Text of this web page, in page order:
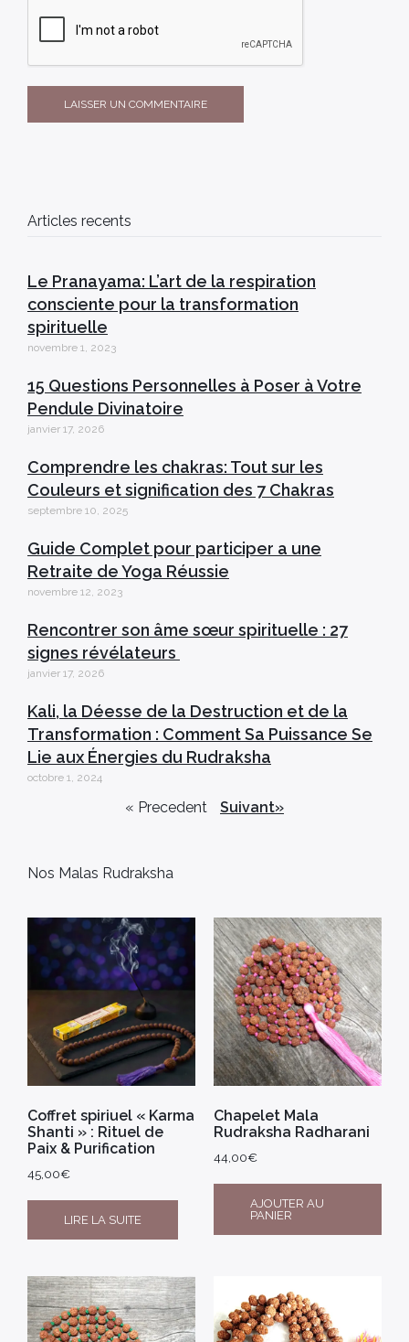
Articles recents
Le Pranayama: L’art de la respiration
consciente pour la transformation
spirituelle
novembre 1, 2023
15 Questions Personnelles à Poser à Votre
Pendule Divinatoire
janvier 17, 2026
Comprendre les chakras: Tout sur les
Couleurs et signification des 7 Chakras
septembre 10, 2025
Guide Complet pour participer a une
Retraite de Yoga Réussie
novembre 12, 2023
Rencontrer son âme sœur spirituelle : 27
signes révélateurs
janvier 17, 2026
Kali, la Déesse de la Destruction et de la
Transformation : Comment Sa Puissance Se
Lie aux Énergies du Rudraksha
octobre 1, 2024
« Precedent Suivant»
Nos Malas Rudraksha
Coffret spiriuel « Karma
Shanti » : Rituel de
Paix & Purification
45,00€
LIRE LA SUITE
Chapelet Mala
Rudraksha Radharani
44,00€
AJOUTER AU
PANIER